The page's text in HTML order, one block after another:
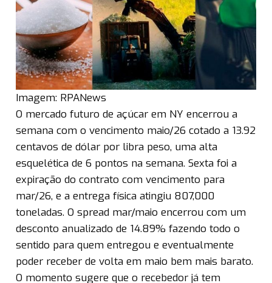
Imagem: RPANews
O mercado futuro de açúcar em NY encerrou a
semana com o vencimento maio/26 cotado a 13.92
centavos de dólar por libra peso, uma alta
esquelética de 6 pontos na semana. Sexta foi a
expiração do contrato com vencimento para
mar/26, e a entrega física atingiu 807,000
toneladas. O spread mar/maio encerrou com um
desconto anualizado de 14.89% fazendo todo o
sentido para quem entregou e eventualmente
poder receber de volta em maio bem mais barato.
O momento sugere que o recebedor já tem